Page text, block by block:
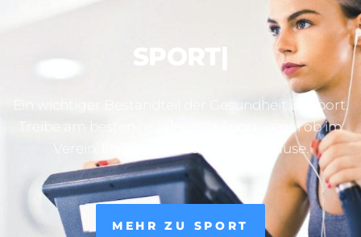
SPORT |
Ein wichtiger Bestandteil der Gesundheit ist Sport.
Treibe am besten regelmäßig Sport – egal ob im
Verein, im Fitnessstudio oder zuhause.
MEHR ZU SPORT